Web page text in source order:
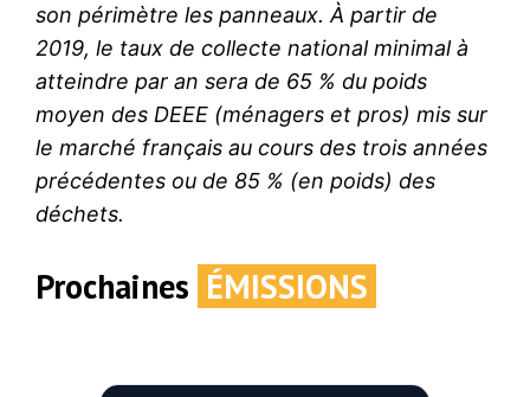
son périmètre les panneaux. À partir de
2019, le taux de collecte national minimal à
atteindre par an sera de 65 % du poids
moyen des DEEE (ménagers et pros) mis sur
le marché français au cours des trois années
précédentes ou de 85 % (en poids) des
déchets.
Prochaines ÉMISSIONS